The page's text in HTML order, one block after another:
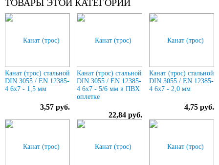
ТОВАРЫ ЭТОЙ КАТЕГОРИИ
Канат (трос) стальной
DIN 3055 / EN 12385-
4 6x7 - 1,5 мм
3,57 руб.
Канат (трос) стальной
DIN 3055 / EN 12385-
4 6x7 - 5/6 мм в ПВХ
оплетке
22,84 руб.
Канат (трос) стальной
DIN 3055 / EN 12385-
4 6x7 - 2,0 мм
4,75 руб.